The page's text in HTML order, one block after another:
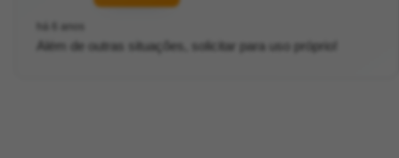
há 6 anos
Além de outras situações, solicitar para uso próprio!